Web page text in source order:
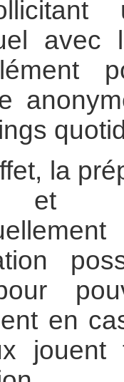
avec
la
et
en